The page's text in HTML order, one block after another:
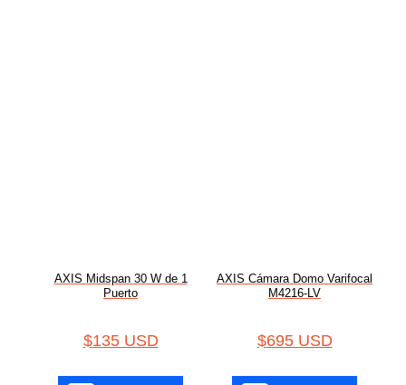
AXIS Midspan 30 W de 1
Puerto
$135 USD
AXIS Cámara Domo Varifocal
M4216-LV
$695 USD